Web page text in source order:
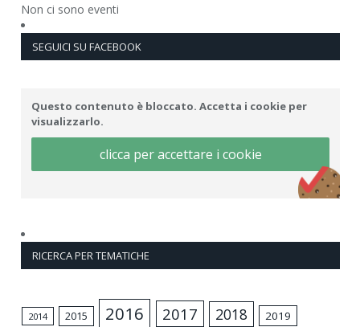
Non ci sono eventi
SEGUICI SU FACEBOOK
Questo contenuto è bloccato. Accetta i cookie per
visualizzarlo.
clicca per accettare i cookie
RICERCA PER TEMATICHE
2014 2015 2016 2017 2018 2019